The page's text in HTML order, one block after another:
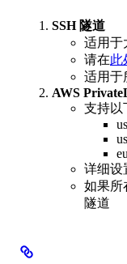
SSH 隧道
适用于
请在此
适用于
AWS
支持以
详细设
如果所
隧道